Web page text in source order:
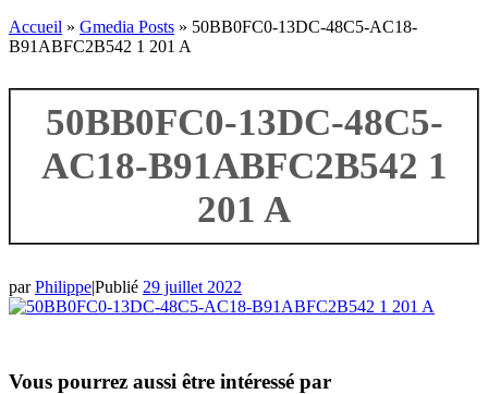
Accueil » Gmedia Posts » 50BB0FC0-13DC-48C5-AC18-
B91ABFC2B542 1 201 A
50BB0FC0-13DC-48C5-
AC18-B91ABFC2B542 1
201 A
parPhilippe|Publié 29 juillet 2022
Vous pourrez aussi être intéressé par